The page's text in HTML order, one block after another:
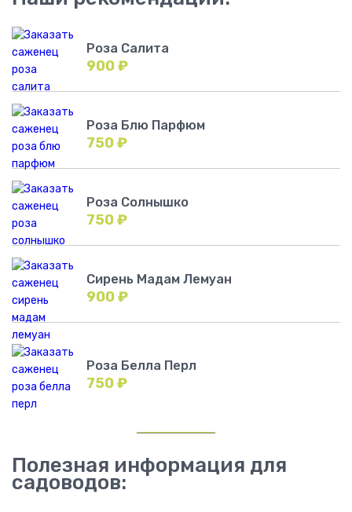
Роза Салита
900₽
Роза Блю Парфюм
750₽
Роза Солнышко
750₽
Сирень Мадам Лемуан
900₽
Роза Белла Перл
750₽
Полезная информация для
садоводов: